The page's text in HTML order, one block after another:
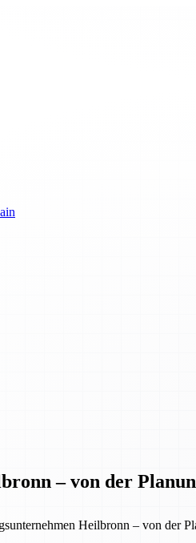
– von der
Heilbronn – von der